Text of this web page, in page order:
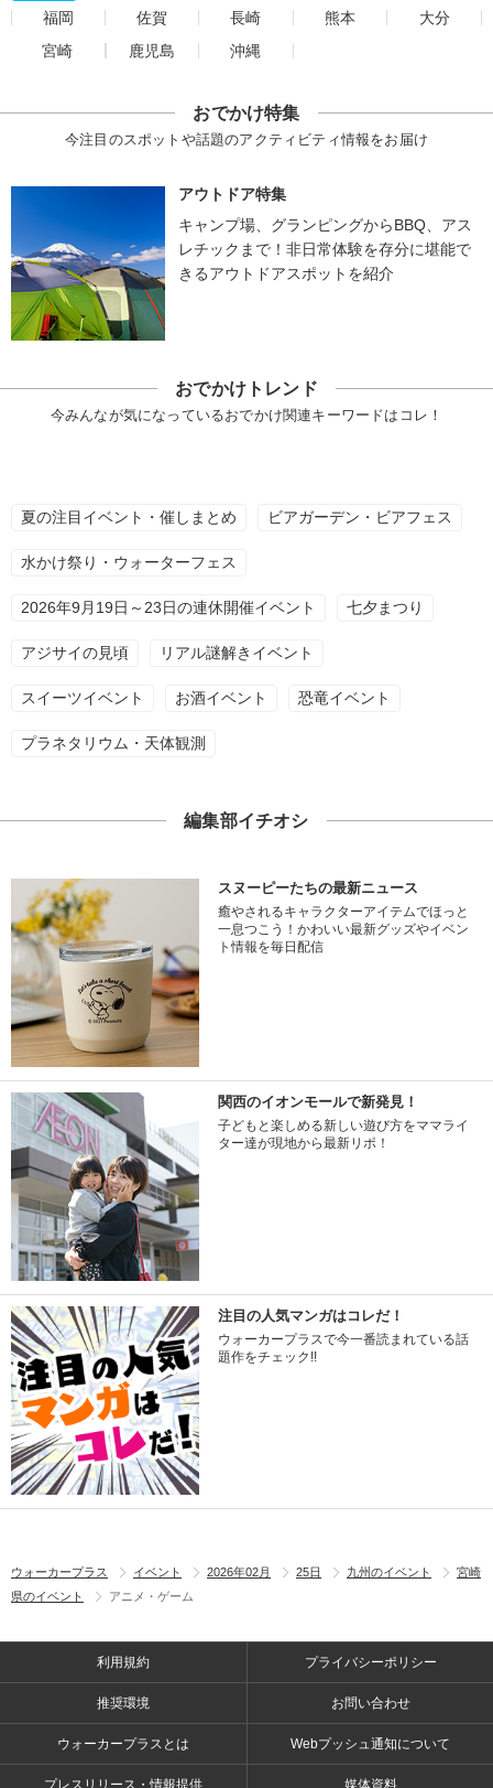
福岡
佐賀 長崎 熊本
大分
宮崎
鹿児島 沖縄
おでかけ特集
今注目のスポットや話題のアクティビティ情報をお届け
アウトドア特集
キャンプ場、グランピングからBBQ、アス
レチックまで！非日常体験を存分に堪能で
きるアウトドアスポットを紹介
おでかけトレンド
今みんなが気になっているおでかけ関連キーワードはコレ！
夏の注目イベント・催しまとめ ビアガーデン・ビアフェス
水かけ祭り・ウォーターフェス
2026年9月19日～23日の連休開催イベント 七夕まつり
アジサイの見頃 リアル謎解きイベント
スイーツイベント お酒イベント 恐竜イベント
プラネタリウム・天体観測
編集部イチオシ
スヌーピーたちの最新ニュース
癒やされるキャラクターアイテムでほっと
一息つこう！かわいい最新グッズやイベン
ト情報を毎日配信
関西のイオンモールで新発見！
子どもと楽しめる新しい遊び方をママライ
ター達が現地から最新リポ！
注目の人気マンガはコレだ！
ウォーカープラスで今一番読まれている話
題作をチェック!!
ウォーカープラス イベント 2026年02月 25日 九州のイベント
宮崎
県のイベント
アニメ・ゲーム
利用規約 プライバシーポリシー
推奨環境 お問い合わせ
ウォーカープラスとは Webプッシュ通知について